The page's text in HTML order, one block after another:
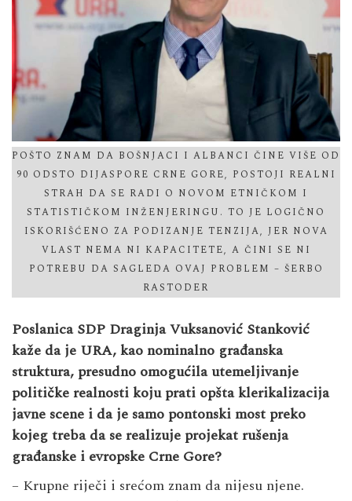
POŠTO ZNAM DA BOŠNJACI I ALBANCI ČINE VIŠE OD
90 ODSTO DIJASPORE CRNE GORE, POSTOJI REALNI
STRAH DA SE RADI O NOVOM ETNIČKOM I
STATISTIČKOM INŽENJERINGU. TO JE LOGIČNO
ISKORIŠĆENO ZA PODIZANJE TENZIJA, JER NOVA
VLAST NEMA NI KAPACITETE, A ČINI SE NI
POTREBU DA SAGLEDA OVAJ PROBLEM – ŠERBO
RASTODER
Poslanica SDP Draginja Vuksanović Stanković
kaže da je URA, kao nominalno građanska
struktura, presudno omogućila utemeljivanje
političke realnosti koju prati opšta klerikalizacija
javne scene i da je samo pontonski most preko
kojeg treba da se realizuje projekat rušenja
građanske i evropske Crne Gore?
– Krupne riječi i srećom znam da nijesu njene.